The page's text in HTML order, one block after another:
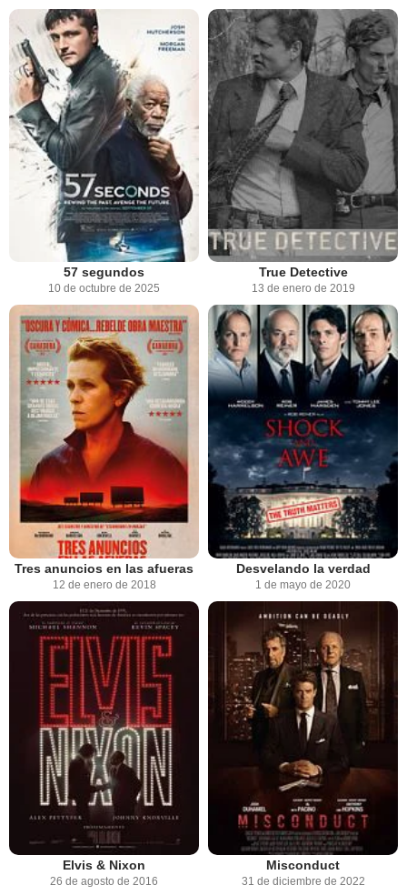
57 segundos
10 de octubre de 2025
True Detective
13 de enero de 2019
Tres anuncios en las afueras
12 de enero de 2018
Desvelando la verdad
1 de mayo de 2020
Elvis & Nixon
26 de agosto de 2016
Misconduct
31 de diciembre de 2022